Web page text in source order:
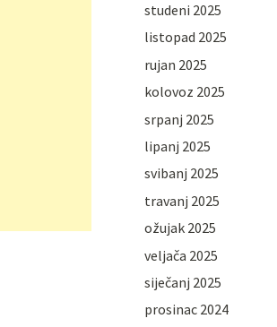
studeni 2025
listopad 2025
rujan 2025
kolovoz 2025
srpanj 2025
lipanj 2025
svibanj 2025
travanj 2025
ožujak 2025
veljača 2025
siječanj 2025
prosinac 2024